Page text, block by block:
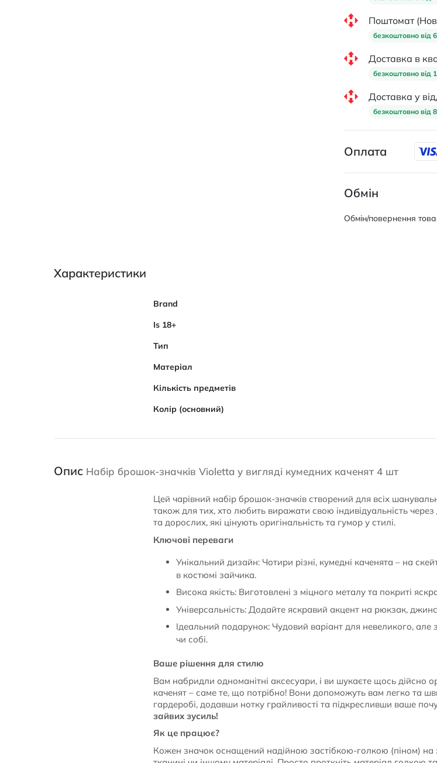
Поштомат
безкоштовно від
Доставка в
безкоштовно від
Доставка у
безкоштовно від
Оплата
Обмін
Обмін/повернення
Характеристики
Характеристики
Brand
Is 18+
Тип
Матеріал
Кількість предметів
Колір (основний)
Опис Набір брошок-значків Violetta у вигляді кумедних каченят 4 шт
Цей чарівний набір брошок-значків створений для всіх
також для тих, хто любить виражати свою індивідуальність через
та дорослих, які цінують оригінальність та гумор у стилі.
Ключові переваги
Унікальний дизайн: Чотири різні, кумедні каченята – на
в костюмі зайчика.
Висока якість: Виготовлені з міцного металу та покриті
Універсальність: Додайте яскравий акцент на рюкзак,
Ідеальний подарунок: Чудовий варіант для невеликого,
чи собі.
Ваше рішення для стилю
Вам набридли одноманітні аксесуари, і ви шукаєте щось дійсно
каченят – саме те, що потрібно! Вони допоможуть вам легко та
гардеробі, додавши нотку грайливості та підкресливши ваше
зайвих зусиль!
Як це працює?
Кожен значок оснащений надійною застібкою-голкою (піном) на